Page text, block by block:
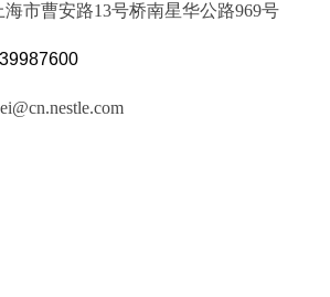
市曹安路13号桥南星华公路969号